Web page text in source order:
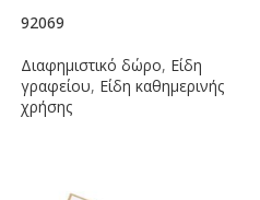
92069
Διαφημιστικό δώρο, Είδη
γραφείου, Είδη καθημερινής
χρήσης